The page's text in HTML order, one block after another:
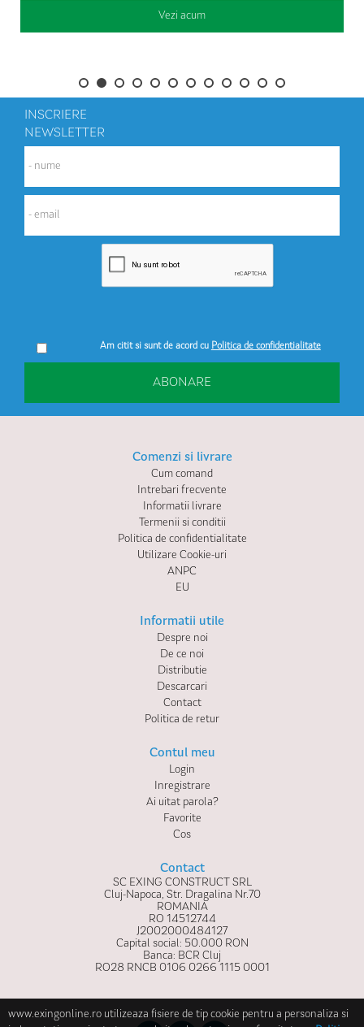
Vezi acum
INSCRIERE
NEWSLETTER
Am citit si sunt de acord cu Politica de confidentialitate
ABONARE
Comenzi si livrare
Cum comand
Intrebari frecvente
Informatii livrare
Termenii si conditii
Politica de confidentialitate
Utilizare Cookie-uri
ANPC
EU
Informatii utile
Despre noi
De ce noi
Distributie
Descarcari
Contact
Politica de retur
Contul meu
Login
Inregistrare
Ai uitat parola?
Favorite
Cos
Contact
SC EXING CONSTRUCT SRL
Cluj-Napoca, Str. Dragalina Nr.70
ROMANIA
RO 14512744
J2002000484127
Capital social: 50.000 RON
Banca: BCR Cluj
RO28 RNCB 0106 0266 1115 0001
www.exingonline.ro utilizeaza fisiere de tip cookie pentru a personaliza si